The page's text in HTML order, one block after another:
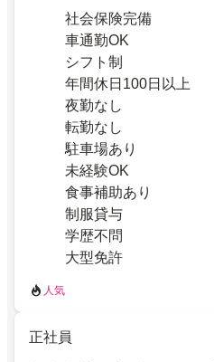
社会保険完備
車通勤OK
シフト制
年間休日100日以上
夜勤なし
転勤なし
駐車場あり
未経験OK
食事補助あり
制服貸与
学歴不問
大型免許
人気
正社員